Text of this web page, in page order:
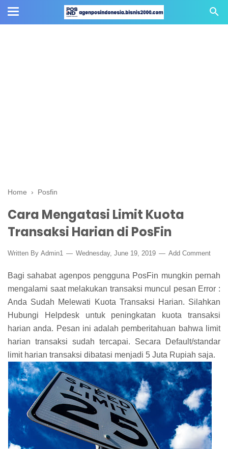
Home › Posfin
Cara Mengatasi Limit Kuota
Transaksi Harian di PosFin
Written By Admin1 Wednesday, June 19, 2019 Add Comment
Bagi sahabat agenpos pengguna PosFin mungkin pernah
mengalami saat melakukan transaksi muncul pesan Error :
Anda Sudah Melewati Kuota Transaksi Harian. Silahkan
Hubungi Helpdesk untuk peningkatan kuota transaksi
harian anda. Pesan ini adalah pemberitahuan bahwa limit
harian transaksi sudah tercapai. Secara Default/standar
limit harian transaksi dibatasi menjadi 5 Juta Rupiah saja.